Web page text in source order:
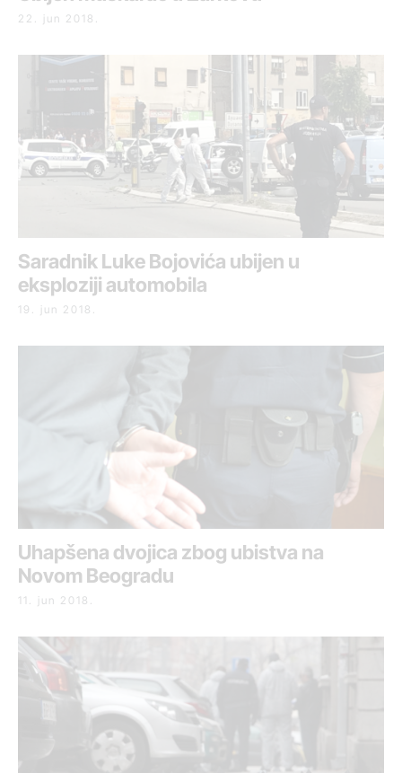
22. jun 2018.
Saradnik Luke Bojovića ubijen u
eksploziji automobila
19. jun 2018.
Uhapšena dvojica zbog ubistva na
Novom Beogradu
11. jun 2018.